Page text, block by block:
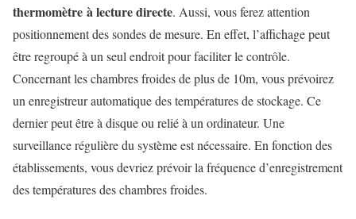
thermomètre à lecture directe. Aussi, vous ferez attention
positionnement des sondes de mesure. En effet, l’affichage peut
être regroupé à un seul endroit pour faciliter le contrôle.
Concernant les chambres froides de plus de 10m, vous prévoirez
un enregistreur automatique des températures de stockage. Ce
dernier peut être à disque ou relié à un ordinateur. Une
surveillance régulière du système est nécessaire. En fonction des
établissements, vous devriez prévoir la fréquence d’enregistrement
des températures des chambres froides.